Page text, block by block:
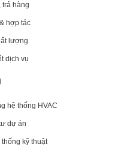
trả hàng
hợp tác
lượng
dịch vụ
hệ thống HVAC
dự án
thống kỹ thuật